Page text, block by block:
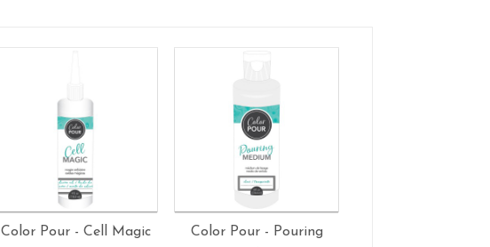
Color Pour - Cell Magic
Color Pour - Pouring